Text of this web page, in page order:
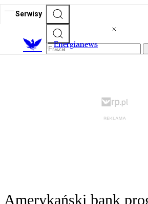
Serwisy
Energianews
Amerykański bank